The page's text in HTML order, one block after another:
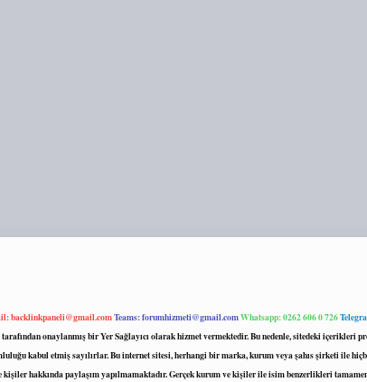
backlinkpaneli@gmail.comTeams:forumhizmeti@gmail.comWhatsapp: 0262 606 0 726
onaylanmış bir Yer Sağlayıcı olarak hizmet vermektedir. Bu nedenle, sitedeki içerikleri
kabul etmiş sayılırlar. Bu internet sitesi, herhangi bir marka, kurum veya şahıs şirketi ile
hakkında paylaşım yapılmamaktadır. Gerçek kurum ve kişiler ile isim benzerlikleri